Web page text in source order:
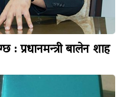
बालेन शाह